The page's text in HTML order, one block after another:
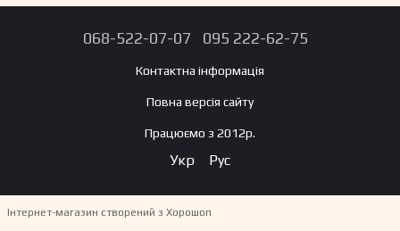
068-522-07-07 095 222-62-75
Контактна інформація
Повна версія сайту
Працюємо з 2012р.
Укр Рус
Інтернет-магазин створений з Хорошоп